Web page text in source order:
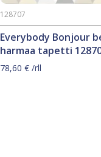
Everybody Bonjour
harmaa tapetti
128707
78,60€ /rll